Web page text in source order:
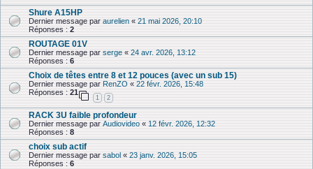
Shure A15HP
Dernier message par aurelien « 21 mai 2026, 20:10
Réponses : 2
ROUTAGE 01V
Dernier message par serge « 24 avr. 2026, 13:12
Réponses : 6
Choix de têtes entre 8 et 12 pouces (avec un sub 15)
Dernier message par RenZO « 22 févr. 2026, 15:48
Réponses : 21
1 2
RACK 3U faible profondeur
Dernier message par Audiovideo « 12 févr. 2026, 12:32
Réponses : 8
choix sub actif
Dernier message par sabol « 23 janv. 2026, 15:05
Réponses : 6